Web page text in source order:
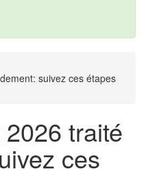
suivez ces étapes
traité
ces